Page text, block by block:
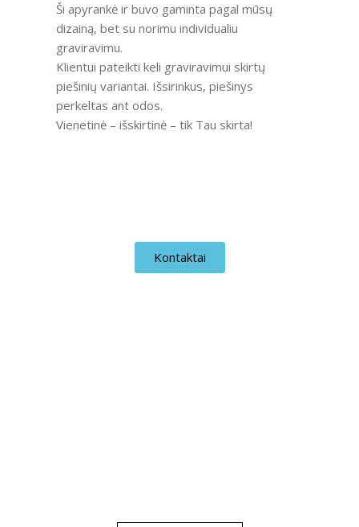
Ši apyrankė ir buvo gaminta pagal mūsų
dizainą, bet su norimu individualiu
graviravimu.
Klientui pateikti keli graviravimui skirtų
piešinių variantai. Išsirinkus, piešinys
perkeltas ant odos.
Vienetinė – išskirtinė – tik Tau skirta!
Kontaktai